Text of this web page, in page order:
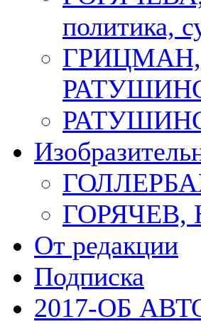
политика,
ГОРЯЧЕВ,
От редакции
Подписка
2017-ОБ